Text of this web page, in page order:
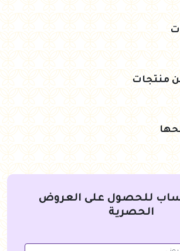
منتجات
للحصول على العروض
الحصرية